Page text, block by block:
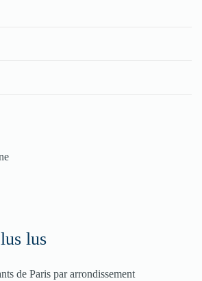
lus
de Paris par arrondissement